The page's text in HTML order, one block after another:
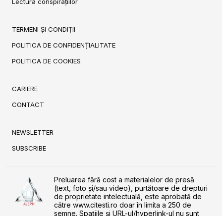
TERMENI ȘI CONDIȚII
POLITICA DE CONFIDENȚIALITATE
POLITICA DE COOKIES
CARIERE
CONTACT
NEWSLETTER
SUBSCRIBE
Preluarea fără cost a materialelor de presă
(text, foto și/sau video), purtătoare de drepturi
de proprietate intelectuală, este aprobată de
către www.citesti.ro doar în limita a 250 de
semne. Spaţiile şi URL-ul/hyperlink-ul nu sunt